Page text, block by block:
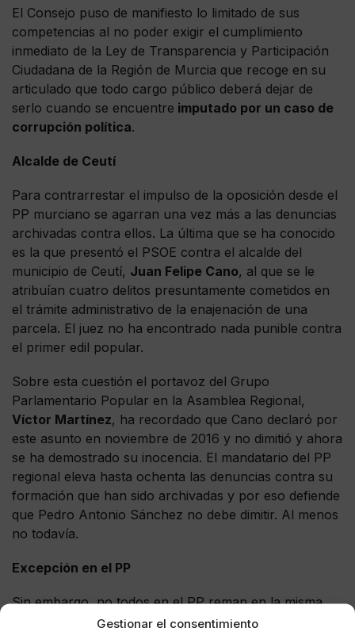
Gestionar el consentimiento
El Consejo puso de manifiesto lo limitado de sus
competencias al no poder exigir el cumplimiento
inmediato de la Ley de Transparencia y Participación
Ciudadana de la Región de Murcia que recoge en su
articulado que todo cargo público deberá dejar de
serlo cuando se encuentre imputado por un caso de
corrupción política.
Alcalde de Ceutí
Para contrarrestar el impulso de la oposición desde el
PP murciano se agarran una vez más a las denuncias
archivadas contra ellos. La última que se ha conocido
es la que presentó el PSOE contra el alcalde del
municipio de Ceutí, Juan Felipe Cano, al que se le
atribuían cuatro delitos presuntamente cometidos en
el trámite administrativo de la enajenación de una
parcela. El juez no ha encontrado nada punible contra
el primer edil popular.
Sobre esta cuestión el portavoz del Grupo
Parlamentario Popular en la Asamblea Regional,
Víctor Martínez, ha recordado que Cano declaró por
este asunto en noviembre de 2016 y no dimitió y ahora
se ha demostrado su inocencia. El mandatario del PP
regional eleva hasta ochenta las denuncias contra su
formación que han sido archivadas y por eso defiende
que Pedro Antonio Sánchez no debe dimitir. Al menos
no todavía.
Excepción en el PP
Sin embargo, no todos en el PP reman en la misma
dirección. Así quedó de manifiesto en la reunión esta